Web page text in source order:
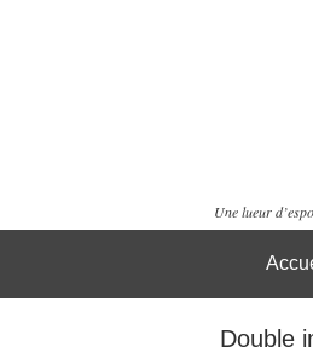
Une lueur
Double